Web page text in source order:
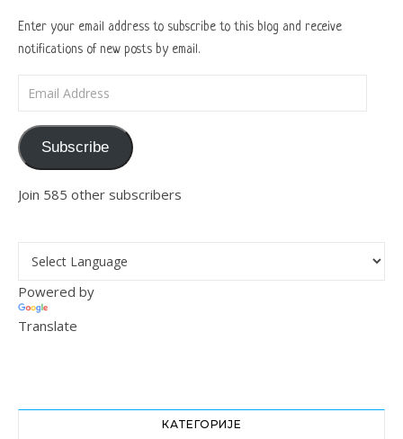
Enter your email address to subscribe to this blog and receive
notifications of new posts by email.
Subscribe
Join 585 other subscribers
Powered by
Translate
КАТЕГОРИЈЕ